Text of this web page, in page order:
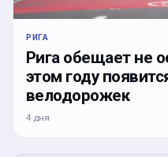
РИГА
Рига обещает не
этом году
велодорожек
4 дня